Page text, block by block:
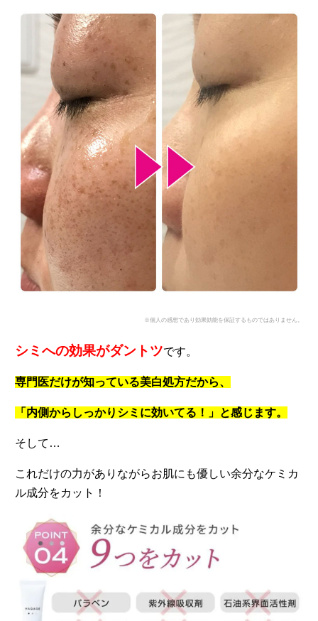
※個人の感想であり効果効能を保証するものではありません。
シミへの効果がダントツです。
専門医だけが知っている美白処方だから、
「内側からしっかりシミに効いてる！」と感じます。
そして…
これだけの力がありながらお肌にも優しい余分なケミカ
ル成分をカット！